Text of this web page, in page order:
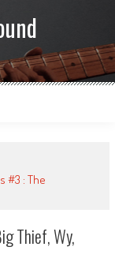
#3 : The
Thief, Wy,